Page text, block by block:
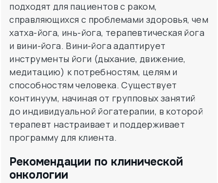
подходят для пациентов с раком,
справляющихся с проблемами здоровья, чем
хатха-йога, инь-йога, терапевтическая йога
и вини-йога. Вини-йога адаптирует
инструменты йоги (дыхание, движение,
медитацию) к потребностям, целям и
способностям человека. Существует
континуум, начиная от групповых занятий
до индивидуальной йогатерапии, в которой
терапевт настраивает и поддерживает
программу для клиента.
Рекомендации по клинической
онкологии